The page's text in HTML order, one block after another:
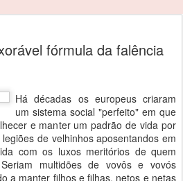
fórmula da falência
Há décadas os europeus criaram
um sistema social "perfeito" em que
e manter um padrão de vida por
de velhinhos aposentandos em
com os luxos meritórios de quem
multidões de vovôs e vovós
a manter filhos e filhas, netos e netas